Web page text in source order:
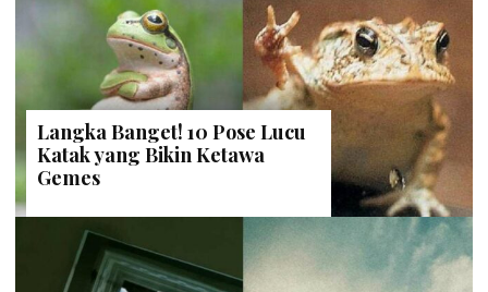
Langka Banget! 10 Pose Lucu
Katak yang Bikin Ketawa
Gemes